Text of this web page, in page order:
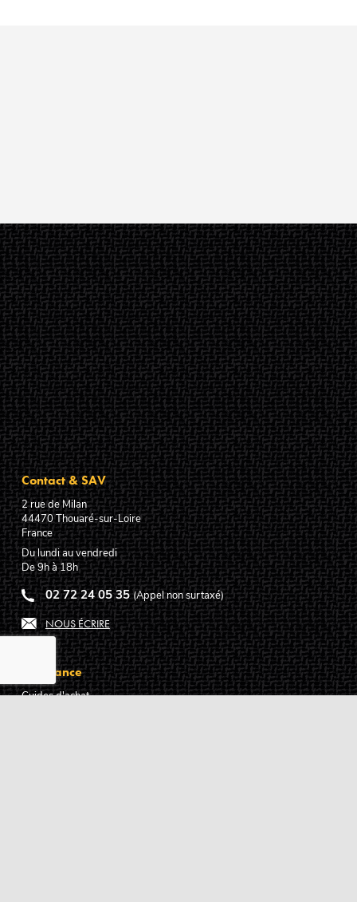
Contact & SAV
2 rue de Milan
44470Thouaré-sur-Loire
France
Du lundi au vendredi
De 9h à 18h
02 72 24 05 35 (Appel non surtaxé)
NOUS ÉCRIRE
Assistance
Guides d'achat